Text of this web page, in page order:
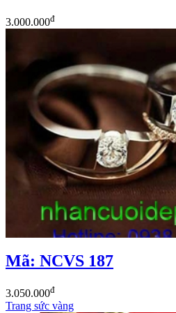
3.000.000đ
Mã: NCVS 187
3.050.000đ
Trang sức vàng